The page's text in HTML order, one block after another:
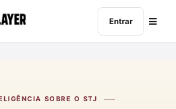
Entrar
SOBRE O STJ